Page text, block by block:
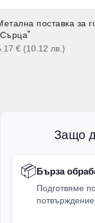
поставка за
€ (10.12 лв. )
Защо
📦Бърза
Подготвяме